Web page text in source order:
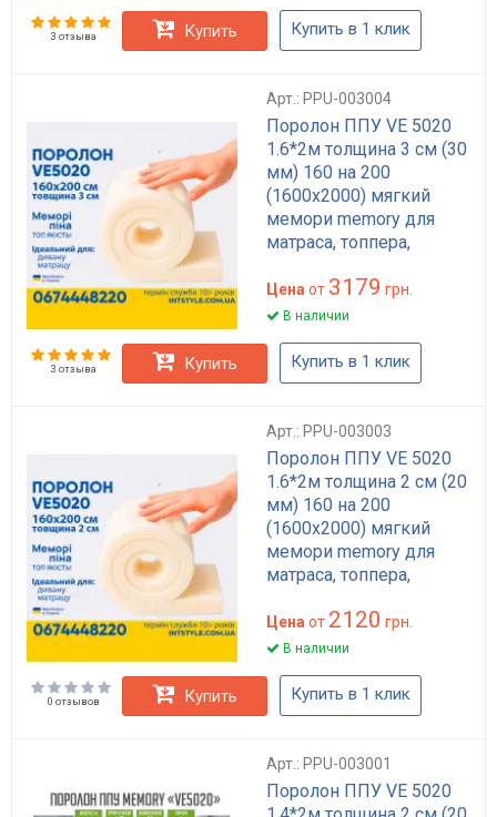
3 отзыва Купить Купить в 1 клик
Арт.: PPU-003004
Поролон ППУ VE 5020
1.6*2м толщина 3 см (30
мм) 160 на 200
(1600х2000) мягкий
мемори memory для
матраса, топпера,
Цена от 3179 грн.
В наличии
3 отзыва Купить Купить в 1 клик
Арт.: PPU-003003
Поролон ППУ VE 5020
1.6*2м толщина 2 см (20
мм) 160 на 200
(1600х2000) мягкий
мемори memory для
матраса, топпера,
Цена от 2120 грн.
В наличии
0 отзывов Купить Купить в 1 клик
Арт.: PPU-003001
Поролон ППУ VE 5020